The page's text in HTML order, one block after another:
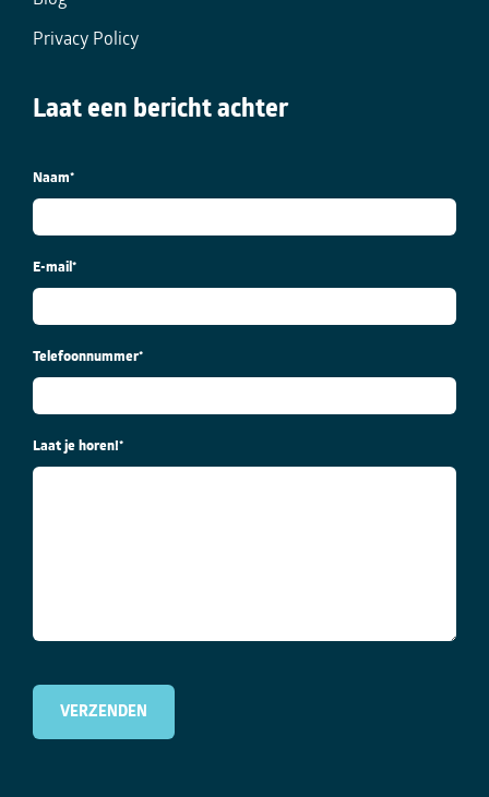
Privacy Policy
Laat een bericht achter
Naam*
E-mail *
Telefoonnummer*
Laat je horen!*